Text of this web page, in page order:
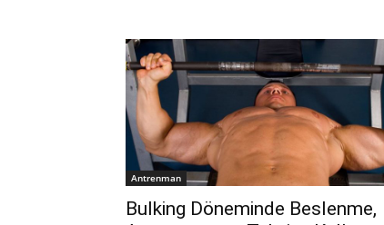
Antrenman
Bulking Döneminde Beslenme,